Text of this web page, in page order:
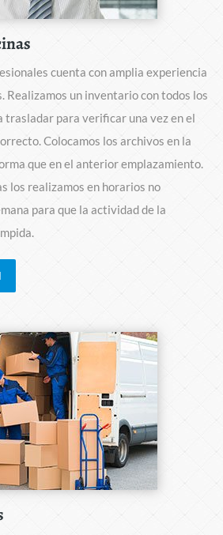
cuenta con amplia experiencia
Realizamos un inventario con todos los
trasladar para verificar una vez en el
Colocamos los archivos en la
que en el anterior emplazamiento.
los realizamos en horarios no
para que la actividad de la